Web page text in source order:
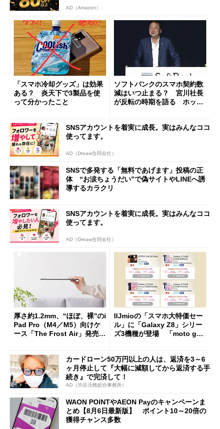
AD（Amazon）
「スマホ冷却グッズ」は効果
ある？ 炎天下で3製品を使
って分かったこと
ソフトバンクのスマホ契約数
減はいつ止まる？ 宮川社長
が反転の時期を語る ホッピ
SNSアカウントを着実に成長。実はみんなココ
使ってます。
AD（Dreaw合同会社）
SNSで多発する「無料であげます」投稿の正
体 “お涙ちょうだい”で偽サイトやLINEへ誘
導するカラクリ
SNSアカウントを着実に成長。実はみんなココ
使ってます。
AD（Dreaw合同会社）
厚さ約1.2mm、“ほぼ、裸”のi
Pad Pro（M4／M5）向けケ
ース「The Frost Air」発売
IIJmioの「スマホ大特価セー
ル」に「Galaxy Z8」シリー
ズ3機種が登場 「moto g37
カードローン50万円以上の人は、返済を3～6
ヶ月停止して『大幅に減額してから返済する手
続き』で完済して！
AD（渋谷法務総合事務所）
WAON POINTやAEON Payのキャンペーンま
とめ【8月6日最新版】 ポイント10～20倍の
獲得チャンス多数